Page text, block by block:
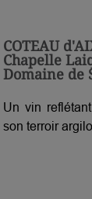
COTEAU
Chapelle
Domaine de
Un vin
son terroir